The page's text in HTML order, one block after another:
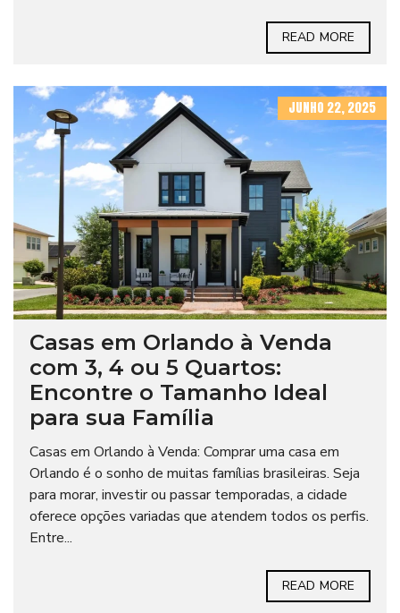
READ MORE
JUNHO 22, 2025
Casas em Orlando à Venda
com 3, 4 ou 5 Quartos:
Encontre o Tamanho Ideal
para sua Família
Casas em Orlando à Venda: Comprar uma casa em
Orlando é o sonho de muitas famílias brasileiras. Seja
para morar, investir ou passar temporadas, a cidade
oferece opções variadas que atendem todos os perfis.
Entre...
READ MORE